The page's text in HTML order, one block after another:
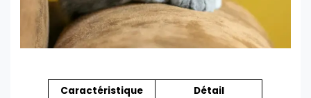
Caractéristique
Détail